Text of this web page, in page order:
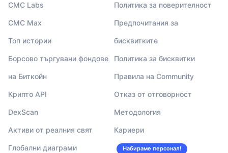
CMC Labs
CMC Max
Топ истории
Борсово търгувани фондове
на Биткойн
Крипто API
DexScan
Активи от реалния свят
Глобални диаграми
Политика за поверителност
Предпочитания за
бисквитките
Политика за бисквитки
Правила на Community
Отказ от отговорност
Методология
Кариери
Набираме персонал!